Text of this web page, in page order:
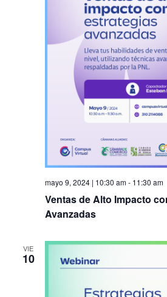
mayo 9, 2024 | 10:30 am- 11:30 am
Ventas de Alto Impacto
Avanzadas
VIE
10